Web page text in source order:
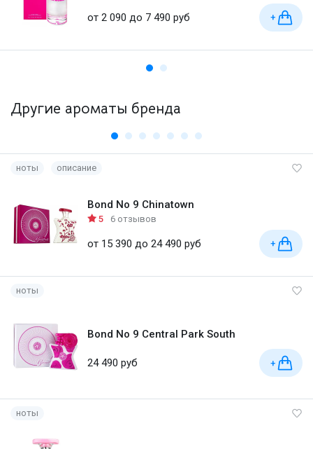
от 2 090 до 7 490 руб +
Другие ароматы бренда
ноты описание
Bond No 9 Chinatown
5 6 отзывов
от 15 390 до 24 490 руб +
ноты
Bond No 9 Central Park South
24 490 руб +
ноты